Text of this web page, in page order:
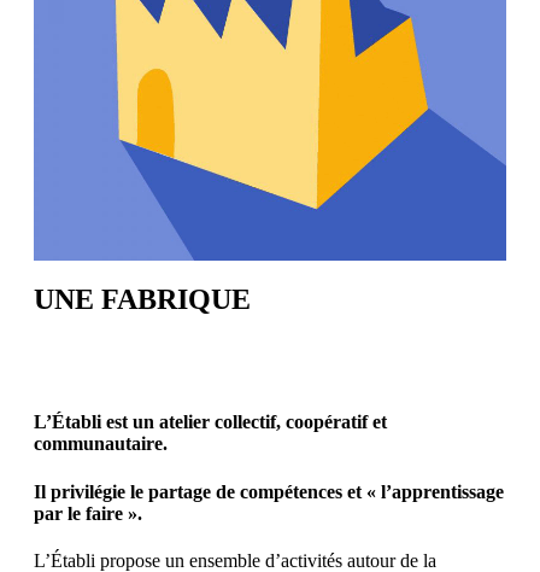
UNE FABRIQUE
L’Établi est un atelier collectif, coopératif et
communautaire.
Il privilégie le partage de compétences et « l’apprentissage
par le faire ».
L’Établi propose un ensemble d’activités autour de la